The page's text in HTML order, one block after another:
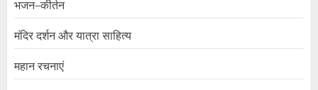
भजन–कीर्तन
मंदिर दर्शन और यात्रा साहित्य
महान रचनाएं